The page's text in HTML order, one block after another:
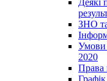
ЗНО
Умови
2020
Права